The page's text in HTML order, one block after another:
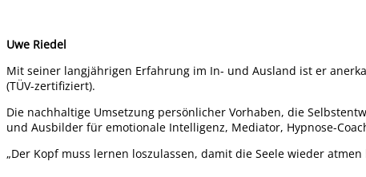
Uwe Riedel
Mit seiner langjährigen Erfahrung im In- und Ausland ist er
(TÜV-zertifiziert).
Die nachhaltige Umsetzung persönlicher Vorhaben, die
und Ausbilder für emotionale Intelligenz, Mediator, Hypnose-
„Der Kopf muss lernen loszulassen, damit die Seele wieder